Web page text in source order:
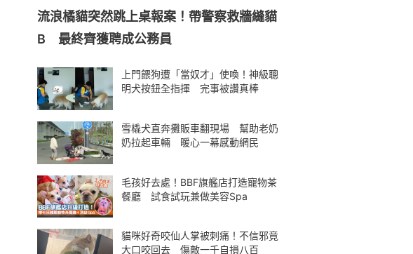
流浪橘貓突然跳上桌報案！帶警察救牆縫貓
B 最終齊獲聘成公務員
上門餵狗遭「當奴才」使喚！神級聰
明犬按鈕全指揮 完事被讚真棒
雪橇犬直奔攤販車翻現場 幫助老奶
奶拉起車輛 暖心一幕感動網民
毛孩好去處！BBF旗艦店打造寵物茶
餐廳 試食試玩兼做美容Spa
貓咪好奇咬仙人掌被刺痛！不信邪竟
大口咬回去 傷敵一千自損八百